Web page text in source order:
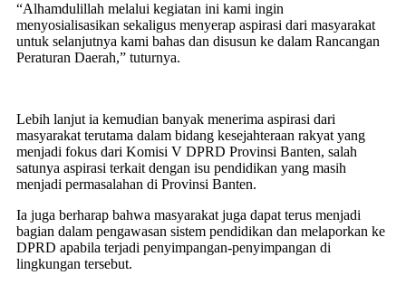
“Alhamdulillah melalui kegiatan ini kami ingin
menyosialisasikan sekaligus menyerap aspirasi dari masyarakat
untuk selanjutnya kami bahas dan disusun ke dalam Rancangan
Peraturan Daerah,” tuturnya.
Lebih lanjut ia kemudian banyak menerima aspirasi dari
masyarakat terutama dalam bidang kesejahteraan rakyat yang
menjadi fokus dari Komisi V DPRD Provinsi Banten, salah
satunya aspirasi terkait dengan isu pendidikan yang masih
menjadi permasalahan di Provinsi Banten.
Ia juga berharap bahwa masyarakat juga dapat terus menjadi
bagian dalam pengawasan sistem pendidikan dan melaporkan ke
DPRD apabila terjadi penyimpangan-penyimpangan di
lingkungan tersebut.